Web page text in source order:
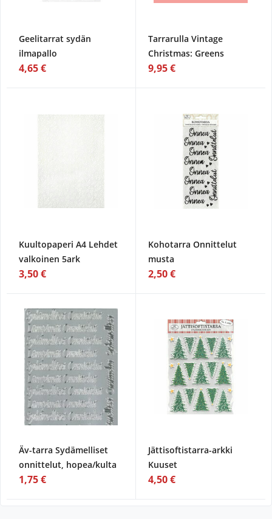
Geelitarrat sydän
ilmapallo
4,65 €
Tarrarulla Vintage
Christmas: Greens
9,95 €
Kuultopaperi A4 Lehdet
valkoinen 5ark
3,50 €
Kohotarra Onnittelut
musta
2,50 €
Äv-tarra Sydämelliset
onnittelut, hopea/kulta
1,75 €
Jättisoftistarra-arkki
Kuuset
4,50 €